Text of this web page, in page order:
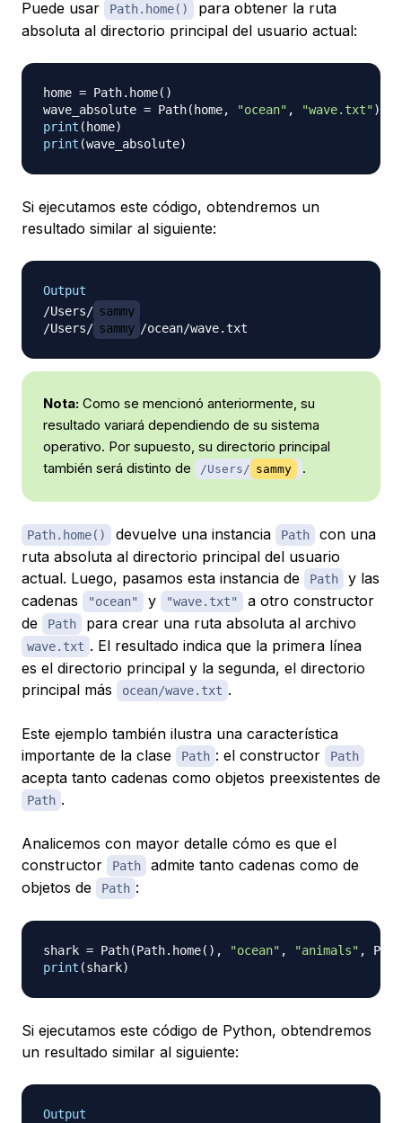
Puede usar Path.home()
para obtener la ruta
absoluta al directorio principal del usuario actual:
home = Path. home( )
wave_absolute = Path( home, "ocean" , "wave.txt")
print ( home)
print (wave_absolute)
Si ejecutamos este código, obtendremos un
resultado similar al siguiente:
Output
/Users/ sammy
/Users/ sammy
Nota: Como se mencionó anteriormente, su
resultado variará dependiendo de su sistema
operativo. Por supuesto, su directorio principal
también será distinto de
/Users/ sammy .
Path.home() devuelve una instancia Path
con una
ruta absoluta al directorio principal del usuario
actual. Luego, pasamos esta instancia de
Path
y las
cadenas
"ocean" y "wave.txt"
a otro constructor
de
Path para crear una ruta absoluta al archivo
wave.txt . El resultado indica que la primera línea
es el directorio principal y la segunda, el directorio
principal más
ocean/wave.txt .
Este ejemplo también ilustra una característica
importante de la clase
Path : el constructor Path
acepta tanto cadenas como objetos preexistentes de
Path .
Analicemos con mayor detalle cómo es que el
constructor
Path
admite tanto cadenas como de
objetos de
Path :
shark = Path(Path. home( ) , "ocean" , "animals" ,
Path
print (shark)
Si ejecutamos este código de Python, obtendremos
un resultado similar al siguiente:
Output